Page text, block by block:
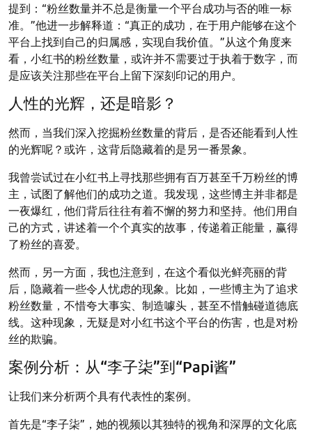
提到：“粉丝数量并不总是衡量一个平台成功与否的唯一标
准。”他进一步解释道：“真正的成功，在于用户能够在这个
平台上找到自己的归属感，实现自我价值。”从这个角度来
看，小红书的粉丝数量，或许并不需要过于执着于数字，而
是应该关注那些在平台上留下深刻印记的用户。
人性的光辉，还是暗影？
然而，当我们深入挖掘粉丝数量的背后，是否还能看到人性
的光辉呢？或许，这背后隐藏着的是另一番景象。
我曾尝试过在小红书上寻找那些拥有百万甚至千万粉丝的博
主，试图了解他们的成功之道。我发现，这些博主并非都是
一夜爆红，他们背后往往有着不懈的努力和坚持。他们用自
己的方式，讲述着一个个真实的故事，传递着正能量，赢得
了粉丝的喜爱。
然而，另一方面，我也注意到，在这个看似光鲜亮丽的背
后，隐藏着一些令人忧虑的现象。比如，一些博主为了追求
粉丝数量，不惜夸大事实、制造噱头，甚至不惜触碰道德底
线。这种现象，无疑是对小红书这个平台的伤害，也是对粉
丝的欺骗。
案例分析：从“李子柒”到“Papi酱”
让我们来分析两个具有代表性的案例。
首先是“李子柒”，她的视频以其独特的视角和深厚的文化底